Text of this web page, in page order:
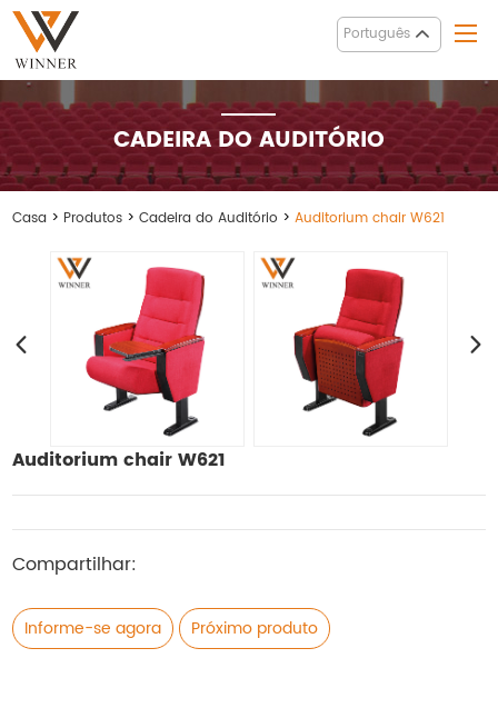
Português
CADEIRA DO AUDITÓRIO
Casa > Produtos >Cadeira do Auditório >Auditorium chair W621
Auditorium chair W621
Compartilhar:
Informe-se agora Próximo produto